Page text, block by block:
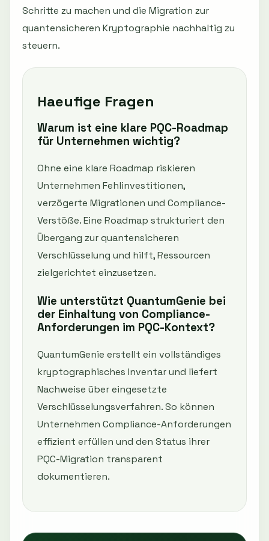
Schritte zu machen und die Migration zur
quantensicheren Kryptographie nachhaltig zu
steuern.
Haeufige Fragen
Warum ist eine klare PQC-Roadmap
für Unternehmen wichtig?
Ohne eine klare Roadmap riskieren
Unternehmen Fehlinvestitionen,
verzögerte Migrationen und Compliance-
Verstöße. Eine Roadmap strukturiert den
Übergang zur quantensicheren
Verschlüsselung und hilft, Ressourcen
zielgerichtet einzusetzen.
Wie unterstützt QuantumGenie bei
der Einhaltung von Compliance-
Anforderungen im PQC-Kontext?
QuantumGenie erstellt ein vollständiges
kryptographisches Inventar und liefert
Nachweise über eingesetzte
Verschlüsselungsverfahren. So können
Unternehmen Compliance-Anforderungen
effizient erfüllen und den Status ihrer
PQC-Migration transparent
dokumentieren.